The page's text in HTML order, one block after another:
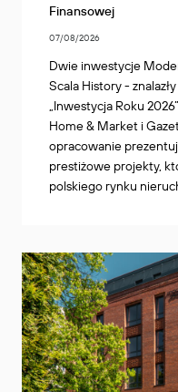
Finansowej
07/08/2026
Dwie inwestycje
Scala History -
„Inwestycja Roku
Home & Market i
opracowanie
prestiżowe projekty,
polskiego rynku